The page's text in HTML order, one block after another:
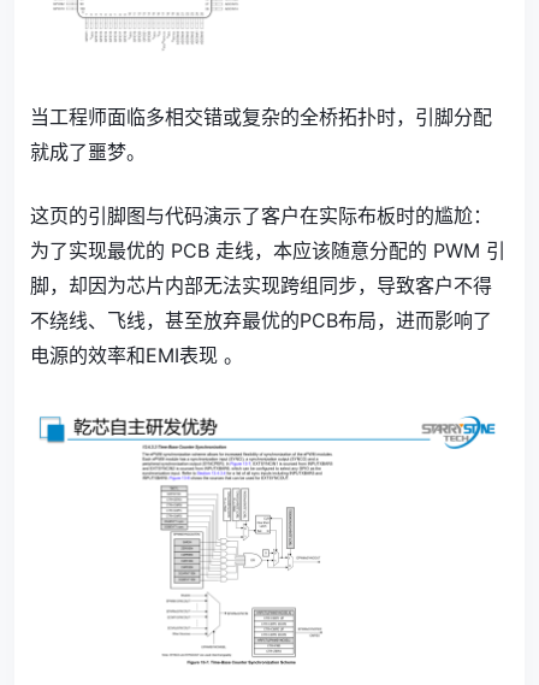
当工程师面临多相交错或复杂的全桥拓扑时，引脚分配
就成了噩梦。
这页的引脚图与代码演示了客户在实际布板时的尴尬：
为了实现最优的 PCB 走线，本应该随意分配的 PWM 引
脚，却因为芯片内部无法实现跨组同步，导致客户不得
不绕线、飞线，甚至放弃最优的PCB布局，进而影响了
电源的效率和EMI表现 。